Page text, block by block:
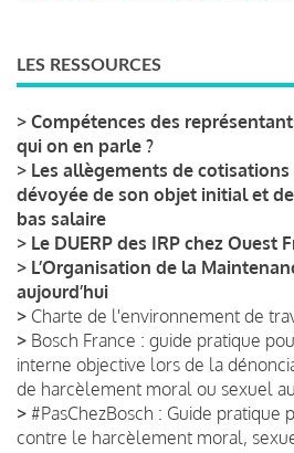
LES RESSOURCES
> Compétences des
qui on en parle ?
> Les allègements de
dévoyée de son objet initial et
bas salaire
> Le DUERP des IRP chez Ouest
> L’Organisation de la
aujourd’hui
> Charte de l'environnement de
> Bosch France : guide pratique
interne objective lors de la
de harcèlement moral ou sexuel
> #PasChezBosch : Guide pratique
contre le harcèlement moral,